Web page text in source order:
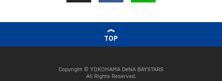
TOP
Copyright © YOKOHAMA DeNA BAYSTARS
All Rights Reserved.